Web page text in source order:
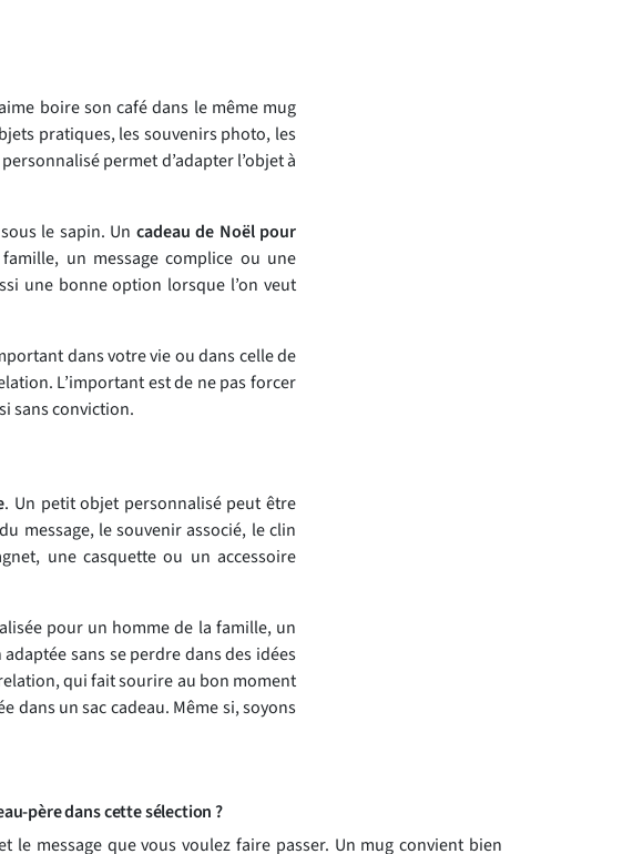
boire son café dans le même mug
pratiques, les souvenirs photo, les
permet d’adapter l’objet à
le sapin. Un cadeau de Noël pour
un message complice ou une
une bonne option lorsque l’on veut
dans votre vie ou dans celle de
L’important est de ne pas forcer
sans conviction.
. Un petit objet personnalisé peut être
message, le souvenir associé, le clin
une casquette ou un accessoire
pour un homme de la famille, un
sans se perdre dans des idées
qui fait sourire au bon moment
dans un sac cadeau. Même si, soyons
père dans cette sélection ?
le message que vous voulez faire passer. Un mug convient bien